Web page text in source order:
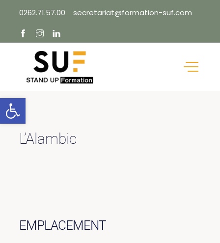
content
0262.71.57.00 secretariat@formation-suf.com
L’Alambic
EMPLACEMENT
Ouvrir la barre d’outils